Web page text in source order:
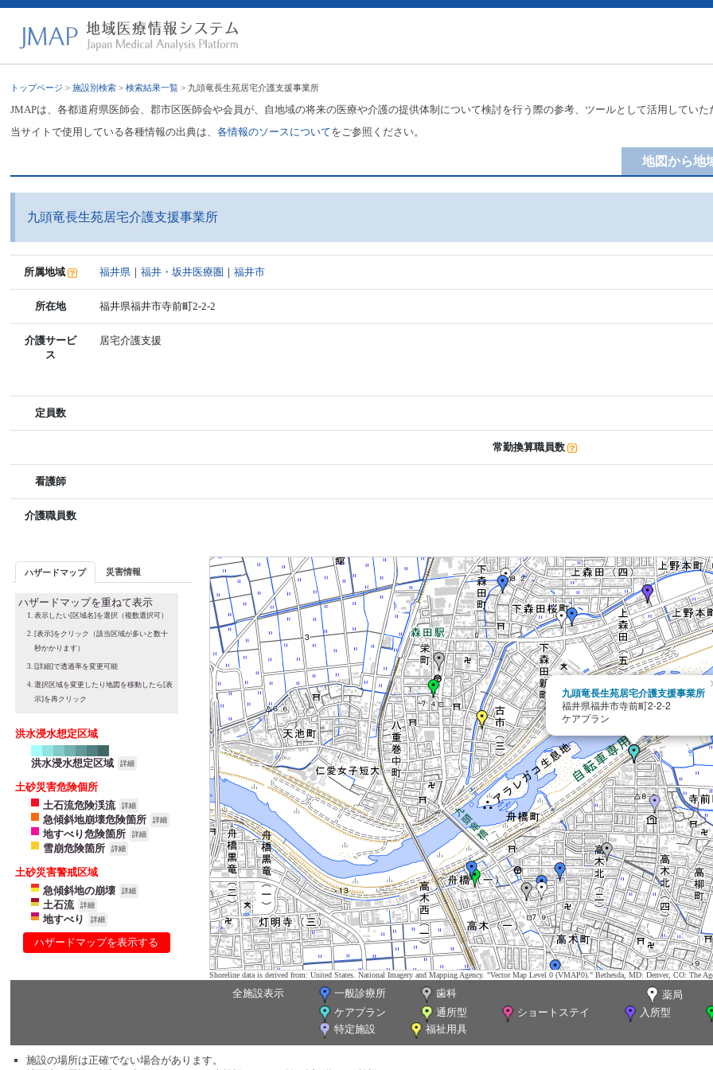
トップページ >施設別検索 >検索結果一覧 > 九頭竜長生苑居宅介護支援事業所
JMAPは、各都道府県医師会、郡市区医師会や会員が、自地域の将来の医療や介護の提供体制について検討を行う際の参考、ツールとして活用してい
当サイトで使用している各種情報の出典は、各情報のソースについてをご参照ください。
地図から地
九頭竜長生苑居宅介護支援事業所
所属地域 福井県 ｜福井・坂井医療圏 ｜福井市
所在地 福井県福井市寺前町2-2-2
介護サービ
ス
居宅介護支援
定員数
常勤換算職員数
看護師
介護職員数
ハザードマップ 災害情報
ハザードマップを重ねて表示
表示したい[区域名]を選択（複数選択可）
[表示]をクリック（該当区域が多いと数十
秒かかります）
[詳細]で透過率を変更可能
選択区域を変更したり地図を移動したら[表
示]を再クリック
洪水浸水想定区域
洪水浸水想定区域 詳細
土砂災害危険個所
土石流危険渓流
詳細
急傾斜地崩壊危険箇所 詳細
地すべり危険箇所 詳細
雪崩危険箇所 詳細
土砂災害警戒区域
急傾斜地の崩壊
詳細
土石流 詳細
地すべり 詳細
ハザードマップを表示する
九頭竜長生苑居宅介護支援事業所
福井県福井市寺前町2-2-2
ケアプラン
Shoreline data is derived from: United States. National Imagery and Mapping Agency. "Vector Map Level 0 (VMAP0)." Bethesda, MD: Denver, CO: The
全施設表示 一般診療所 歯科
薬局
ケアプラン
通所型 ショートステイ
入所型
特定施設
福祉用具
施設の場所は正確でない場合があります。